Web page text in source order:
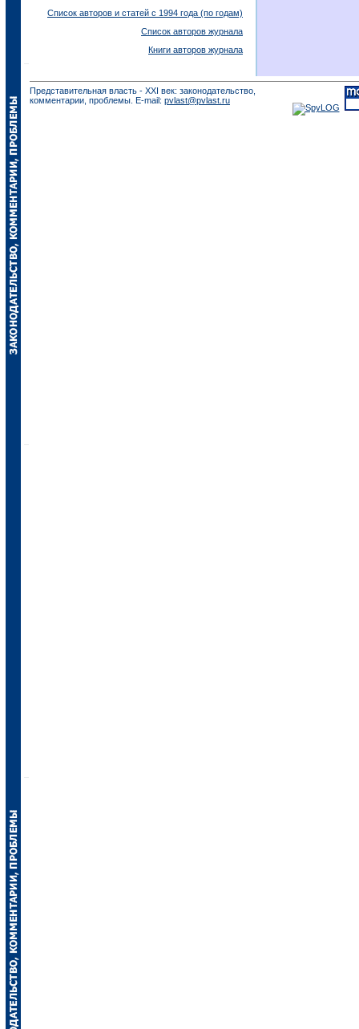
Список авторов и статей с 1994 года (по годам)
Список авторов журнала
Книги авторов журнала
Представительная власть - XXI век: законодательство,
комментарии, проблемы. E-mail: pvlast@pvlast.ru